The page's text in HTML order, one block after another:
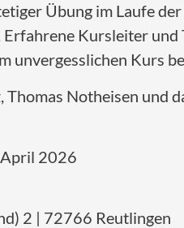
Übung im Laufe
Kursleiter und
unvergesslichen Kurs
Notheisen und
April 2026
2 | 72766 Reutlingen